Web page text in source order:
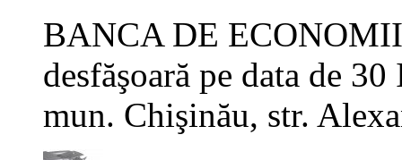
BANCA DE
desfăşoară pe data de
mun. Chişinău, str.